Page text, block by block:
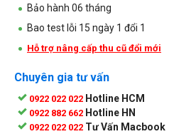
Bảo hành 06 tháng
Bao test lỗi 15 ngày 1 đổi 1
Hỗ trợ nâng cấp thu cũ đổi mới
Chuyên gia tư vấn
0922 022 022 Hotline HCM
0922 882 662 Hotline HN
0922 022 022 Tư Vấn Macbook